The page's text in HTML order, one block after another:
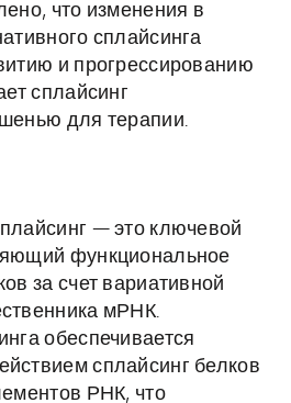
что изменения в
сплайсинга
и прогрессированию
сплайсинг
для терапии.
— это ключевой
функциональное
за счет вариативной
мРНК.
обеспечивается
сплайсинг белков
РНК, что